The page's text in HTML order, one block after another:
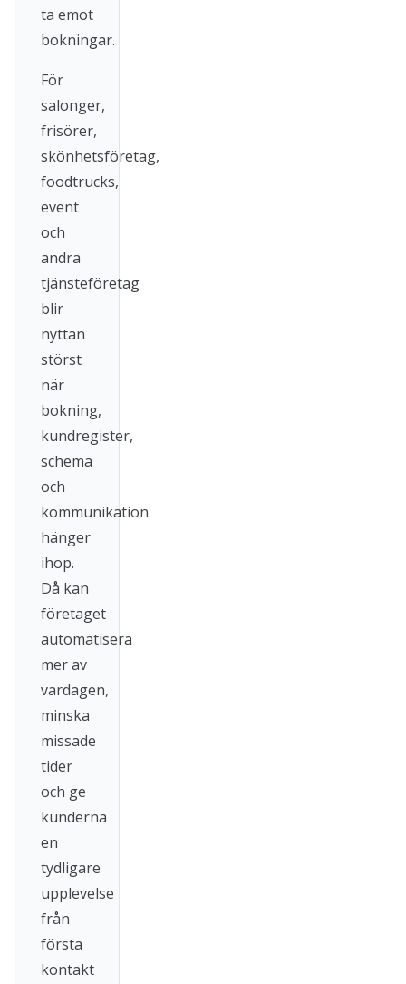
ta emot
bokningar.
För
salonger,
frisörer,
skönhetsföretag,
foodtrucks,
event
och
andra
tjänsteföretag
blir
nyttan
störst
när
bokning,
kundregister,
schema
och
kommunikation
hänger
ihop.
Då kan
företaget
automatisera
mer av
vardagen,
minska
missade
tider
och ge
kunderna
en
tydligare
upplevelse
från
första
kontakt